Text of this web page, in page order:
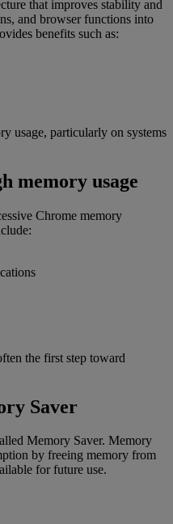
that improves stability and
and browser functions into
benefits such as:
usage, particularly on systems
memory usage
Chrome memory
the first step toward
Saver
Memory Saver. Memory
by freeing memory from
for future use.